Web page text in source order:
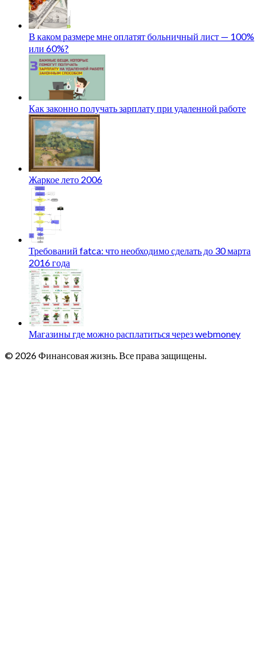
В каком размере мне оплатят больничный лист — 100%
или 60%?
Как законно получать зарплату при удаленной работе
Жаркое лето 2006
Требований fatca: что необходимо сделать до 30 марта
2016 года
Магазины где можно расплатиться через webmoney
© 2026 Финансовая жизнь. Все права защищены.